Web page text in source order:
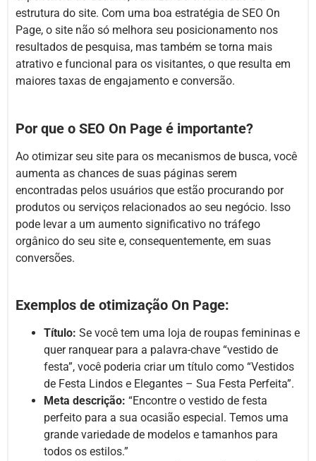
estrutura do site. Com uma boa estratégia de SEO On
Page, o site não só melhora seu posicionamento nos
resultados de pesquisa, mas também se torna mais
atrativo e funcional para os visitantes, o que resulta em
maiores taxas de engajamento e conversão.
Por que o SEO On Page é importante?
Ao otimizar seu site para os mecanismos de busca, você
aumenta as chances de suas páginas serem
encontradas pelos usuários que estão procurando por
produtos ou serviços relacionados ao seu negócio. Isso
pode levar a um aumento significativo no tráfego
orgânico do seu site e, consequentemente, em suas
conversões.
Exemplos de otimização On Page:
Título: Se você tem uma loja de roupas femininas e
quer ranquear para a palavra-chave “vestido de
festa”, você poderia criar um título como “Vestidos
de Festa Lindos e Elegantes – Sua Festa Perfeita”.
Meta descrição: “Encontre o vestido de festa
perfeito para a sua ocasião especial. Temos uma
grande variedade de modelos e tamanhos para
todos os estilos.”